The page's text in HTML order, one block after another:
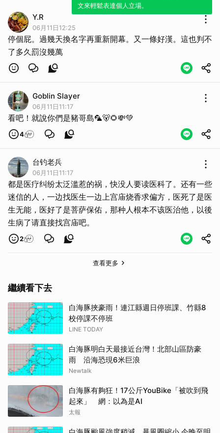
文來輕鬆表達個人立場。
Y.R
06月11日12:25
停個屁。過幾天換名字再重新開幕。又一條好漢。這也判不
了多久罰沒幾萬
Goblin Slayer
06月11日11:17
看吧！就說你們是豬哥島🦜🐻🌻💸💚
4
台钓老兵
06月11日11:17
都是医疗纠纷太泛滥惹的祸，快没人要读医科了。还有一些
迷信的人，一边找医生一边上宫庙烧香求偏方，医死了是医
生无能，医好了是菩萨保佑，那种人根本不该医治他，以後
生病了请直接找宫庙吧。
2
查看更多
繼續看下去
白海豚挾豪雨！連江縣週日停班課、竹縣8
校停課不停班
LINE TODAY
白海豚明白天最接近台灣！北部山區防豪
雨 沿海恐現6米巨浪
Newtalk
白海豚有夠狂！17公斤YouBike「被吹到飛
起來」 網：以為是AI
太報